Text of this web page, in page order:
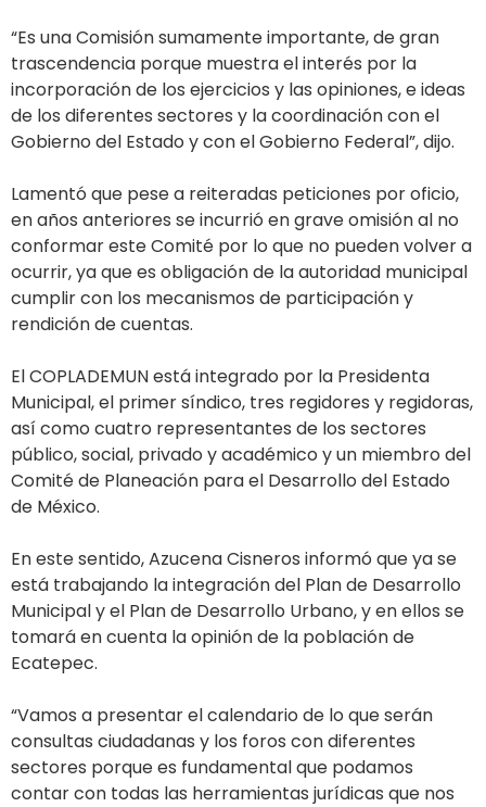
“Es una Comisión sumamente importante, de gran
trascendencia porque muestra el interés por la
incorporación de los ejercicios y las opiniones, e ideas
de los diferentes sectores y la coordinación con el
Gobierno del Estado y con el Gobierno Federal”, dijo.
Lamentó que pese a reiteradas peticiones por oficio,
en años anteriores se incurrió en grave omisión al no
conformar este Comité por lo que no pueden volver a
ocurrir, ya que es obligación de la autoridad municipal
cumplir con los mecanismos de participación y
rendición de cuentas.
El COPLADEMUN está integrado por la Presidenta
Municipal, el primer síndico, tres regidores y regidoras,
así como cuatro representantes de los sectores
público, social, privado y académico y un miembro del
Comité de Planeación para el Desarrollo del Estado
de México.
En este sentido, Azucena Cisneros informó que ya se
está trabajando la integración del Plan de Desarrollo
Municipal y el Plan de Desarrollo Urbano, y en ellos se
tomará en cuenta la opinión de la población de
Ecatepec.
“Vamos a presentar el calendario de lo que serán
consultas ciudadanas y los foros con diferentes
sectores porque es fundamental que podamos
contar con todas las herramientas jurídicas que nos